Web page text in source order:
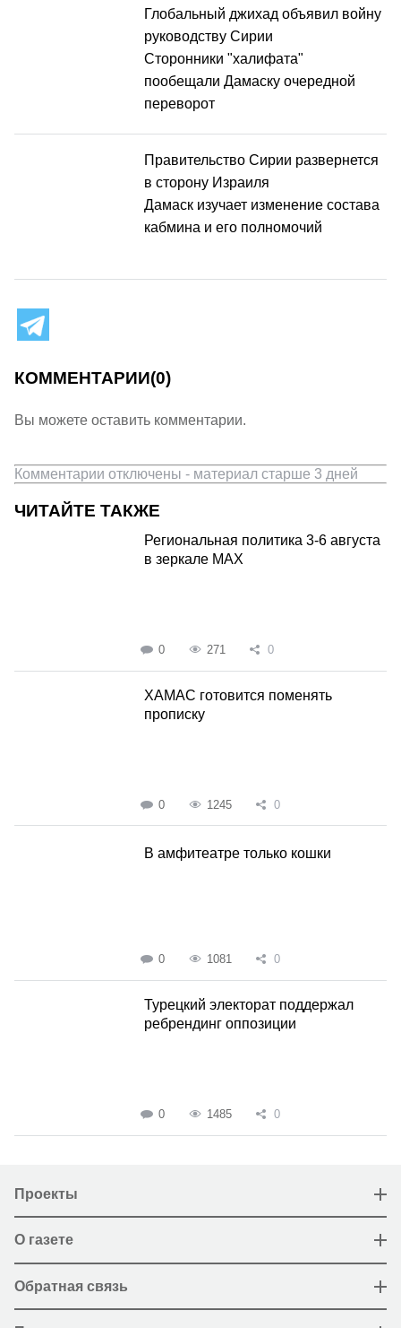
Глобальный джихад объявил войну
руководству Сирии
Сторонники "халифата"
пообещали Дамаску очередной
переворот
Правительство Сирии развернется
в сторону Израиля
Дамаск изучает изменение состава
кабмина и его полномочий
КОММЕНТАРИИ(0)
Вы можете оставить комментарии.
Комментарии отключены - материал старше 3 дней
ЧИТАЙТЕ ТАКЖЕ
Региональная политика 3-6 августа
в зеркале MAX
0 271 0
ХАМАС готовится поменять
прописку
0 1245 0
В амфитеатре только кошки
0 1081 0
Турецкий электорат поддержал
ребрендинг оппозиции
0 1485 0
Проекты
О газете
Обратная связь